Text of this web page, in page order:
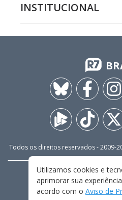
INSTITUCIONAL
Todos os direitos reservados - 2009-
FALE
TERMOS E
Utilizamos cookies e
aprimorar sua
acordo com o Aviso de